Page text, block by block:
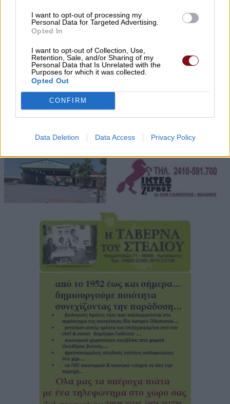
I want to opt-out of processing my
Personal Data for Targeted Advertising.
Opted In
I want to opt-out of Collection, Use,
Retention, Sale, and/or Sharing of my
Personal Data that Is Unrelated with the
Purposes for which it was collected.
Opted Out
CONFIRM
Data Deletion Data Access Privacy Policy
Ενίσχυση της ΔΕΥΑ Τυρνάβου με νέα
εργαζόμενη